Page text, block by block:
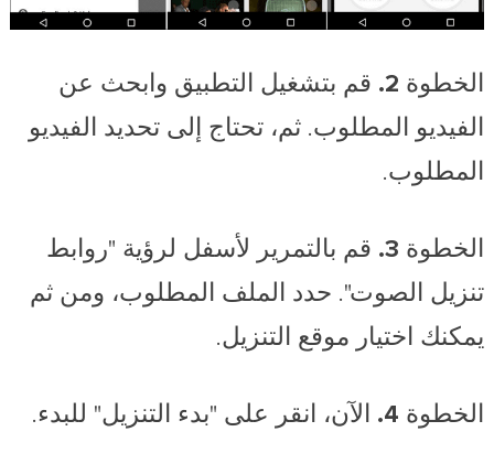
الخطوة 2.
قم بتشغيل التطبيق وابحث عن
الفيديو المطلوب. ثم، تحتاج إلى تحديد الفيديو
المطلوب.
الخطوة 3.
قم بالتمرير لأسفل لرؤية "روابط
تنزيل الصوت". حدد الملف المطلوب، ومن ثم
يمكنك اختيار موقع التنزيل.
الخطوة 4. الآن، انقر على "بدء التنزيل" للبدء.